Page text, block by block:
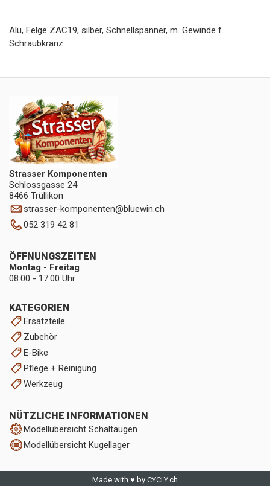
Alu, Felge ZAC19, silber, Schnellspanner, m. Gewinde f.
Schraubkranz
Strasser Komponenten
Schlossgasse 24
8466 Trüllikon
strasser-komponenten@bluewin.ch
052 319 42 81
KATEGORIEN
Ersatzteile
Zubehör
E-Bike
Pflege + Reinigung
Werkzeug
NÜTZLICHE INFORMATIONEN
Modellübersicht Schaltaugen
Modellübersicht Kugellager
ÖFFNUNGSZEITEN
Montag - Freitag
08:00 - 17:00 Uhr
Made with ♥ by CYCLY.ch